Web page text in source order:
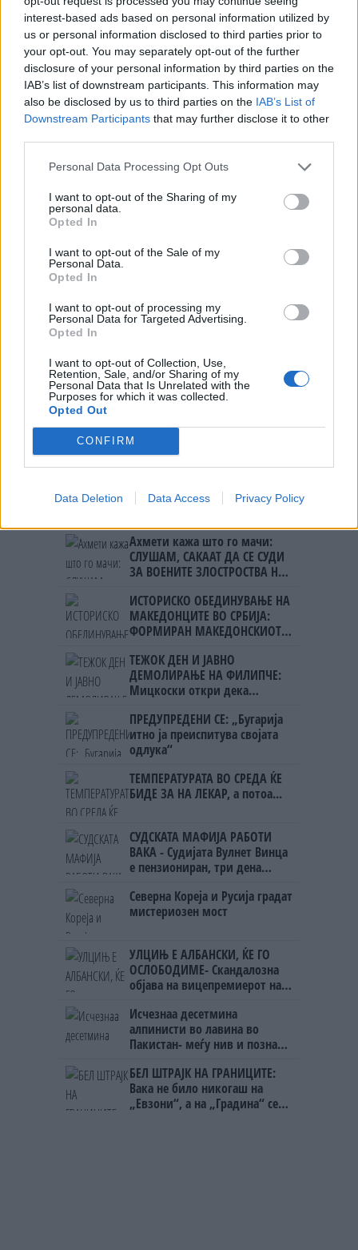
interest-based ads based on personal information utilized by
us or personal information disclosed to third parties prior to
your opt-out. You may separately opt-out of the further
disclosure of your personal information by third parties on the
IAB’s list of downstream participants. This information may
also be disclosed by us to third parties on the IAB’s List of
Downstream Participants that may further disclose it to other
Personal Data Processing Opt Outs
I want to opt-out of the Sharing of my
personal data.
Opted In
I want to opt-out of the Sale of my
Personal Data.
Opted In
I want to opt-out of processing my
Personal Data for Targeted Advertising.
Opted In
I want to opt-out of Collection, Use,
Retention, Sale, and/or Sharing of my
Personal Data that Is Unrelated with the
Purposes for which it was collected.
Opted Out
CONFIRM
Data Deletion Data Access Privacy Policy
вработуваат луѓе од државата и средствата
што Македонија ги инвестира во
инфраструктура да остануваат во Македонија,
но, уште повеќе знаењето да останува и да се
надградува затоа што реализацијата на секој
проект, особено на големите значи знаење и
искуство плус. Факт е дека во последните
години, за жал, Македонија во тој дел
заостанува и мора да направиме големи чекори
Во делот на железницата рече дека првиот
приоритет што треба да се развива заедно со
© Vecer.mk, правата за текстот се на редакцијата
СЕКОГАШ СМЕ СПРЕМНИ ЗА
ИЗБОРИ, би сакале и
редовни
АКО НЕ ГО ПОЧИТУВАТЕ ИЛИНДЕН,
НЕ ЈА ПОЧИТУВАТЕ НИТУ
НАЈЧИТАНИ ВО ПОСЛЕДНИ 7 ДЕНА
Ахмети кажа што го мачи:
СЛУШАМ, САКААТ ДА СЕ СУДИ
ЗА ВОЕНИТЕ ЗЛОСТРОСТВА НА
ИСТОРИСКО ОБЕДИНУВАЊЕ НА
МАКЕДОНЦИТЕ ВО СРБИЈА:
ФОРМИРАН МАКЕДОНСКИОТ
ТЕЖОК ДЕН И ЈАВНО
ДЕМОЛИРАЊЕ НА ФИЛИПЧЕ:
Мицкоски откри дека
ништо, освен за кеш
ПРЕДУПРЕДЕНИ СЕ: „Бугарија
итно ја преиспитува својата
одлука“
ТЕМПЕРАТУРАТА ВО СРЕДА ЌЕ
БИДЕ ЗА НА ЛЕКАР, а потоа...
СУДСКАТА МАФИЈА РАБОТИ
ВАКА - Судијата Вулнет Винца
е пензиониран, три дена
на бизнисменот Марковски
Северна Кореја и Русија градат
мистериозен мост
УЛЦИЊ Е АЛБАНСКИ, ЌЕ ГО
ОСЛОБОДИМЕ- Скандалозна
објава на вицепремиерот на
Исчезнаа десетмина
алпинисти во лавина во
Пакистан- меѓу нив и познат
БЕЛ ШТРАЈК НА ГРАНИЦИТЕ:
Вака не било никогаш на
„Евзони“, а на „Градина“ се